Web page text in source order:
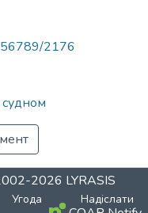
2176
судном
2026 LYRASIS
Угода
Надіслати